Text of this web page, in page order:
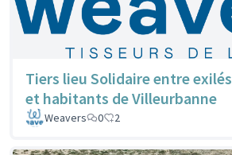
Tiers lieu Solidaire entre exilés
et habitants de Villeurbanne
Weavers
0 2